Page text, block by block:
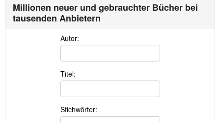
Millionen neuer und gebrauchter Bücher bei
tausenden Anbietern
Autor:
Titel:
Stichwörter: